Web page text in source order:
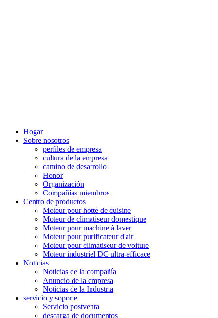
Hogar
Sobre nosotros
perfiles de empresa
cultura de la empresa
camino de desarrollo
Honor
Organización
Compañías miembros
Centro de productos
Moteur pour hotte de cuisine
Moteur de climatiseur domestique
Moteur pour machine à laver
Moteur pour purificateur d'air
Moteur pour climatiseur de voiture
Moteur industriel DC ultra-efficace
Noticias
Noticias de la compañía
Anuncio de la empresa
Noticias de la Industria
servicio y soporte
Servicio postventa
descarga de documentos